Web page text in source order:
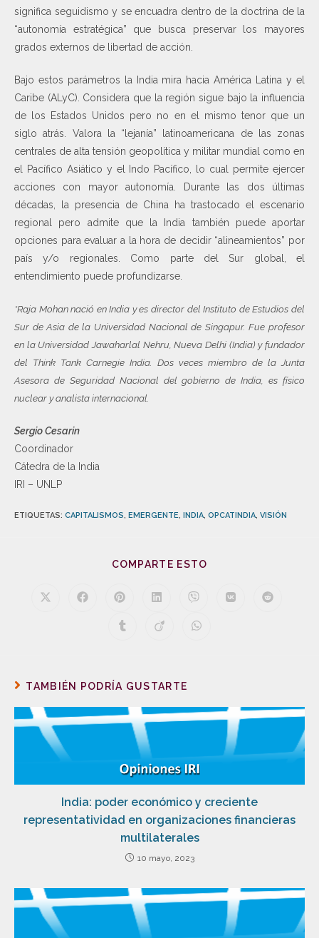
significa seguidismo y se encuadra dentro de la doctrina de la
“autonomía estratégica” que busca preservar los mayores
grados externos de libertad de acción.
Bajo estos parámetros la India mira hacia América Latina y el
Caribe (ALyC). Considera que la región sigue bajo la influencia
de los Estados Unidos pero no en el mismo tenor que un
siglo atrás. Valora la “lejanía” latinoamericana de las zonas
centrales de alta tensión geopolítica y militar mundial como en
el Pacífico Asiático y el Indo Pacífico, lo cual permite ejercer
acciones con mayor autonomía. Durante las dos últimas
décadas, la presencia de China ha trastocado el escenario
regional pero admite que la India también puede aportar
opciones para evaluar a la hora de decidir “alineamientos” por
país y/o regionales. Como parte del Sur global, el
entendimiento puede profundizarse.
*Raja Mohan nació en India y es director del Instituto de Estudios del
Sur de Asia de la Universidad Nacional de Singapur. Fue profesor
en la Universidad Jawaharlal Nehru, Nueva Delhi (India) y fundador
del Think Tank Carnegie India. Dos veces miembro de la Junta
Asesora de Seguridad Nacional del gobierno de India, es físico
nuclear y analista internacional.
Sergio Cesarin
Coordinador
Cátedra de la India
IRI – UNLP
ETIQUETAS: CAPITALISMOS, EMERGENTE, INDIA, OPCATINDIA, VISIÓN
COMPARTE ESTO
TAMBIÉN PODRÍA GUSTARTE
India: poder económico y creciente
representatividad en organizaciones financieras
multilaterales
10 mayo, 2023